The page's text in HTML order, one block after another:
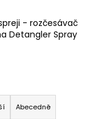
- rozčesávač
Detangler Spray
Abecedně